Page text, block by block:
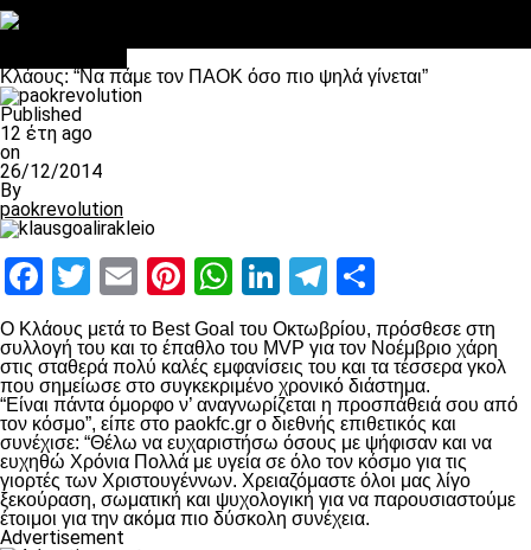
Κλάους: “Να πάμε τον ΠΑΟΚ όσο πιο ψηλά γίνεται”
Published
12 έτη ago
on
26/12/2014
By
paokrevolution
Facebook
Twitter
EmailPinterest
WhatsApp
LinkedIn
Telegram
Ο Κλάους μετά το Best Goal του Οκτωβρίου, πρόσθεσε στη
συλλογή του και το έπαθλο του MVP για τον Νοέμβριο χάρη
στις σταθερά πολύ καλές εμφανίσεις του και τα τέσσερα γκολ
που σημείωσε στο συγκεκριμένο χρονικό διάστημα.
“Είναι πάντα όμορφο ν’ αναγνωρίζεται η προσπάθειά σου από
τον κόσμο”, είπε στο paokfc.gr ο διεθνής επιθετικός και
συνέχισε: “Θέλω να ευχαριστήσω όσους με ψήφισαν και να
ευχηθώ Χρόνια Πολλά με υγεία σε όλο τον κόσμο για τις
γιορτές των Χριστουγέννων. Χρειαζόμαστε όλοι μας λίγο
ξεκούραση, σωματική και ψυχολογική για να παρουσιαστούμε
έτοιμοι για την ακόμα πιο δύσκολη συνέχεια.
Advertisement